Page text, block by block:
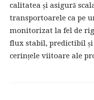
calitatea și asigură
transportoarele ca pe
monitorizat la fel de
flux stabil, predictibil și
cerințele viitoare ale